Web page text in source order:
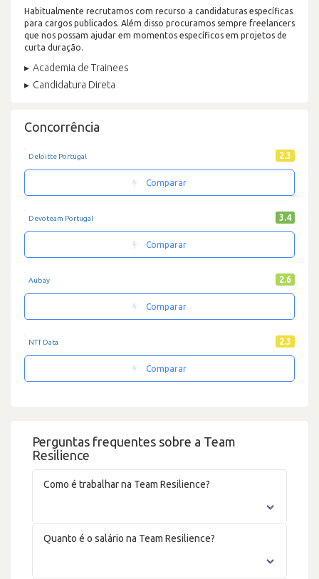
Perguntas frequentes sobre a Team
Resilience
Como é trabalhar na Team Resilience?
Quanto é o salário na Team Resilience?
Habitualmente recrutamos com recurso a candidaturas específicas
para cargos publicados. Além disso procuramos sempre freelancers
que nos possam ajudar em momentos específicos em projetos de
curta duração.
Academia de Trainees
Candidatura Direta
Concorrência
Deloitte Portugal 2.3
Comparar
Devoteam Portugal 3.4
Comparar
Aubay 2.6
Comparar
NTT Data 2.3
Comparar